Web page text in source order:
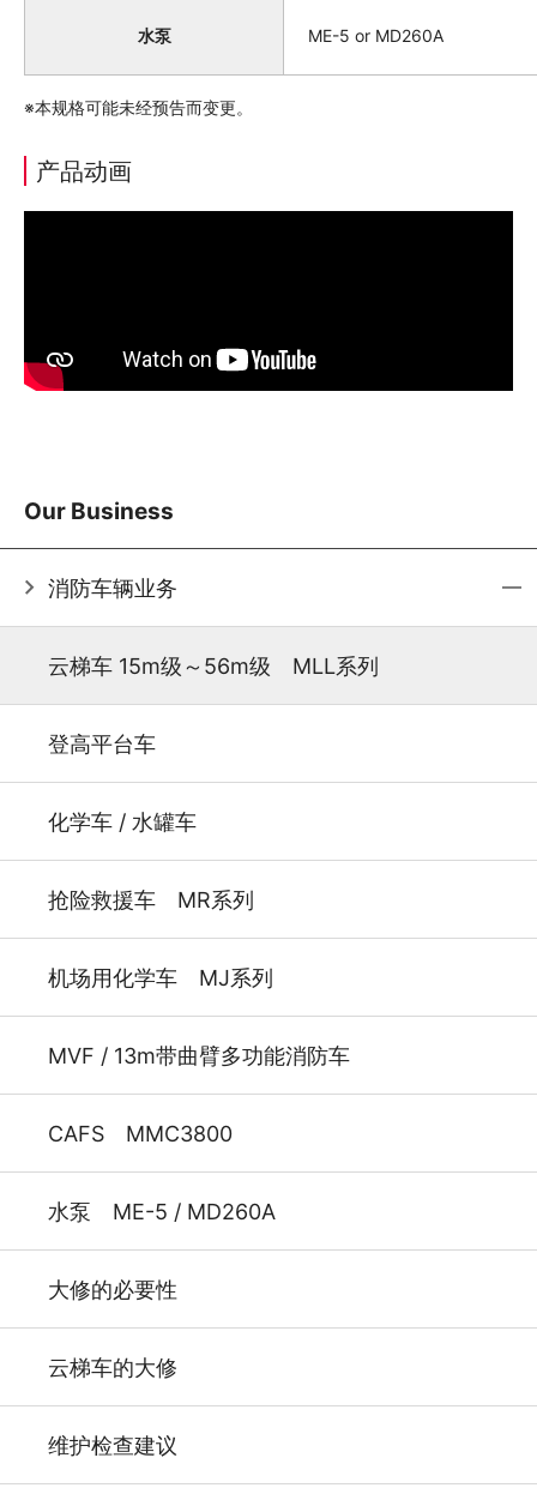
水泵 ME-5 or MD260A
※本规格可能未经预告而变更。
产品动画
Our Business
消防车辆业务
云梯车 15m级～56m级 MLL系列
登高平台车
化学车 / 水罐车
抢险救援车 MR系列
机场用化学车 MJ系列
MVF / 13m带曲臂多功能消防车
CAFS MMC3800
水泵 ME-5 / MD260A
大修的必要性
云梯车的大修
维护检查建议